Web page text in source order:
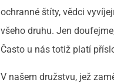
ochranné štíty, vědci
všeho druhu. Jen
Často u nás totiž platí
V našem družstvu, jež